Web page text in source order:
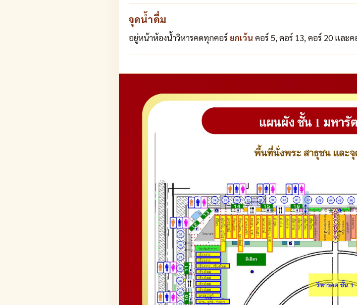
จุดน้ำดื่ม
อยู่หน้าห้องน้ำวิหารคดทุกคอร์ ยกเว้น คอร์ 5, คอร์ 13, คอร์ 20 และค